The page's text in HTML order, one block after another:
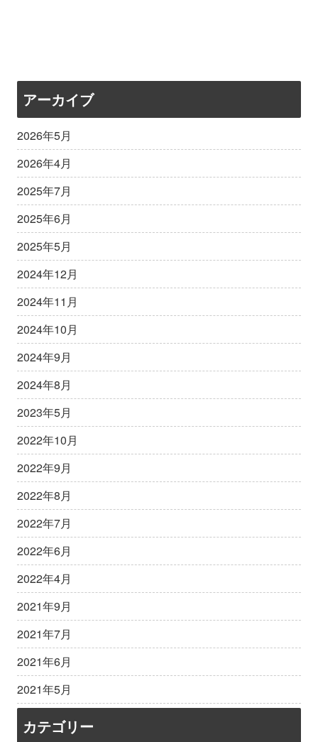
アーカイブ
2026年5月
2026年4月
2025年7月
2025年6月
2025年5月
2024年12月
2024年11月
2024年10月
2024年9月
2024年8月
2023年5月
2022年10月
2022年9月
2022年8月
2022年7月
2022年6月
2022年4月
2021年9月
2021年7月
2021年6月
2021年5月
カテゴリー